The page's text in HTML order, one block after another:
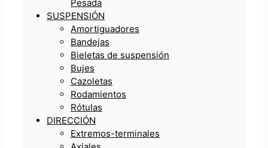
Pesada
SUSPENSIÓN
Amortiguadores
Bandejas
Bieletas de suspensión
Bujes
Cazoletas
Rodamientos
Rótulas
DIRECCIÓN
Extremos-terminales